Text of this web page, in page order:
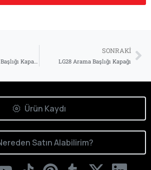
SONRAKI
LG28 Arama Başlığı Kapağı
Ürün Kaydı
Satın Alabilirim?
nasıl yardımcı olabiliriz?